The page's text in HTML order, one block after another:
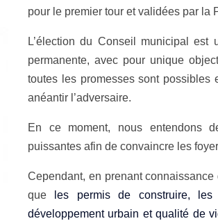
pour le premier tour et validées par la
L’élection du Conseil municipal
permanente, avec pour unique
toutes les promesses sont
anéantir l’adversaire.
En ce moment, nous entendons
puissantes afin de convaincre les
Cependant, en prenant
que
les permis de construire, les
développement urbain et qualité de